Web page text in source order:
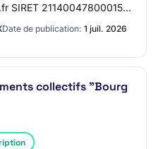
SIRET 21140047800015
Date de publication: 1 juil. 2026
collectifs "Bourg